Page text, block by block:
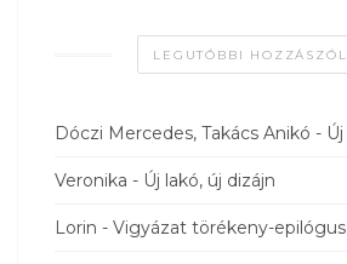
LEGUTÓBBI
Dóczi Mercedes, Takács Anikó -
Veronika - Új lakó, új dizájn
Lorin - Vigyázat törékeny-epilógus